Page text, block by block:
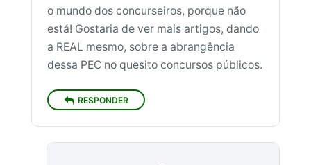
o mundo dos concurseiros, porque não
está! Gostaria de ver mais artigos, dando
a REAL mesmo, sobre a abrangência
dessa PEC no quesito concursos públicos.
RESPONDER